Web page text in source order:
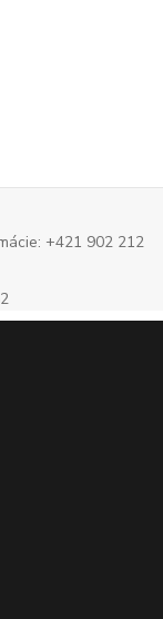
+421 902 212